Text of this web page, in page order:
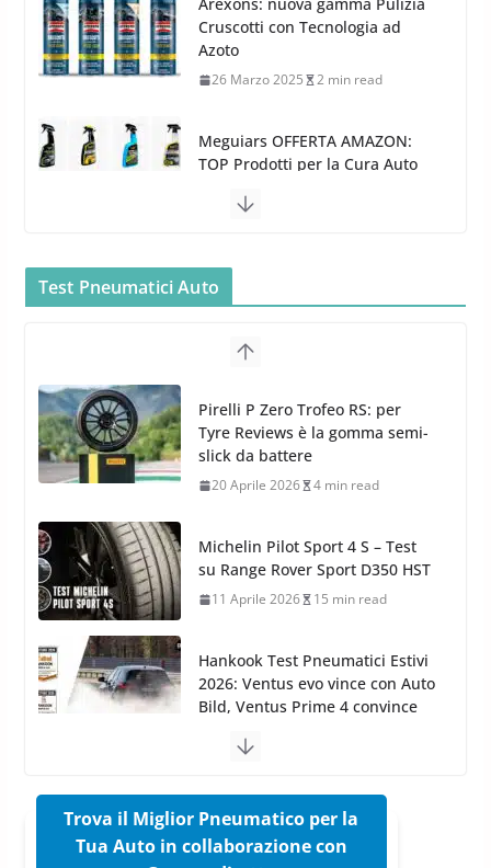
Cruscotti con Tecnologia ad
Azoto
26 Marzo 2025 2 min read
Meguiars OFFERTA AMAZON:
TOP Prodotti per la Cura Auto
28 Marzo 2023
Bidone Aspiratutto: i 10 Migliori
Bidoni per la Pulizia Auto
Gun per la tua Idropulitrice?
5 Maggio 2022 2 min read
Test Pneumatici Auto
Pirelli P Zero Trofeo RS: per
Tyre Reviews è la gomma semi-
slick da battere
20 Aprile 2026 4 min read
Michelin Pilot Sport 4 S – Test
su Range Rover Sport D350 HST
11 Aprile 2026 15 min read
Hankook Test Pneumatici Estivi
2026: Ventus evo vince con Auto
Bild, Ventus Prime 4 convince
26 Marzo 2026
Test Gomme 2026 Tyre Reviews:
i Migliori pneumatici estivi
Trova il Miglior Pneumatico per la
Tua Auto in collaborazione con